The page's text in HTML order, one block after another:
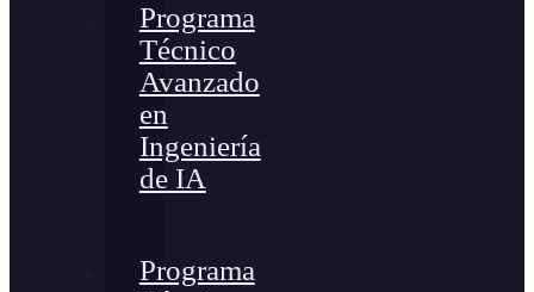
Programa
Técnico
Avanzado
en
Ingeniería
de IA
Programa